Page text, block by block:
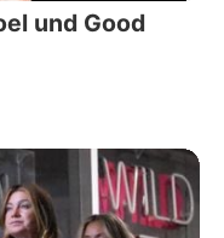
und Good